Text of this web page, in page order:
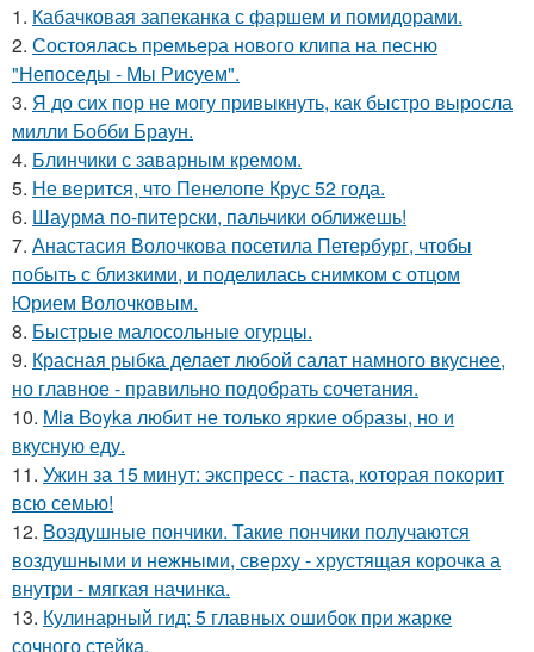
1. Кабачковая запеканка с фаршем и помидорами.
2. Состоялась пpeмьepа нового клипа на песню
"Непоседы - Мы Риcуем".
3. Я до сих пор не могу привыкнуть, как быстро выросла
милли Бобби Браун.
4. Блинчики с заварным кремом.
5. Не верится, что Пенелопе Крус 52 года.
6. Шаурма по-питерски, пальчики оближешь!
7. Анастасия Волочкова посетила Петербург, чтобы
побыть с близкими, и поделилась снимком с отцом
Юрием Волочковым.
8. Быстрые малосольные огурцы.
9. Красная рыбка делает любой салат намного вкуснее,
но главное - правильно подобрать сочетания.
10. Mia Boyka любит не только яркие образы, но и
вкусную еду.
11. Ужин за 15 минут: экспресс - паста, которая покорит
всю семью!
12. Воздушные пончики. Такие пончики получаются
воздушными и нежными, сверху - хрустящая корочка а
внутри - мягкая начинка.
13. Кулинарный гид: 5 главных ошибок при жарке
сочного стейка.